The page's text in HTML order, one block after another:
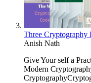
Three Cryptography
Anish Nath
Give Your self a
Modern